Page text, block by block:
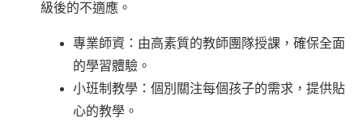
級後的不適應。
專業師資：由高素質的教師團隊授課，確保全面
的學習體驗。
小班制教學：個別關注每個孩子的需求，提供貼
心的教學。